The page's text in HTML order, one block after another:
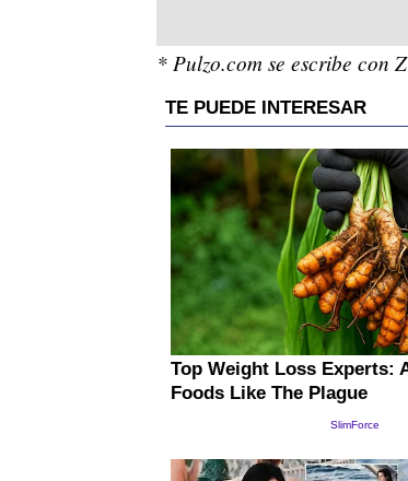
* Pulzo.com se escribe con Z